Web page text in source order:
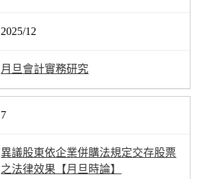
2025/12
月旦會計實務研究
7
異議股東依企業併購法規定交存股票
之法律效果【月旦時論】